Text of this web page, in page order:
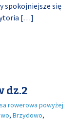
spokojniejsze się
[…]
dz.2
rowerowa powyżej
, Brzydowo,